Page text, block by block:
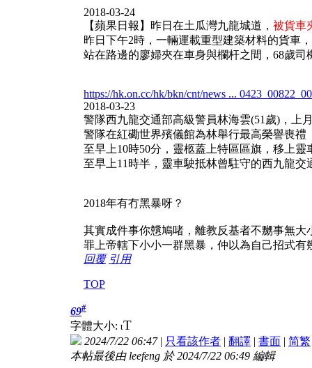
2018-03-24
【蘋果日報】昨日在土瓜灣九龍城道， 被貨車
昨日下午2時，一輛運載重型建築材料的貨車
站在路邊的廖婦夾在車身與欄杆之間，68歲
https://hk.on.cc/hk/bkn/cnt/news ...
2018-03-23
警隊西九龍交通部高級警員林海雲(51歲)，上
警隊在紅磡世界殯儀館為林舉行最高榮譽喪禮
至早上10時50分，靈柩蓋上特區區旗，移上靈
至早上11時半，靈車駛抵林曾駐守的西九龍
2018年有冇黑暴呀？
其實成件事你戇鳩啫，離教反基者不嬲事無
罪上帝轄下小小一群黑暴，仲以為自己招式有
回覆 引用
TOP
69#
字體大小: tT
2024/7/22 06:47| 只看該作者 | 翻譯 | 書面 | 简繁
本帖最後由 leefeng 於 2024/7/22 06:49 編輯